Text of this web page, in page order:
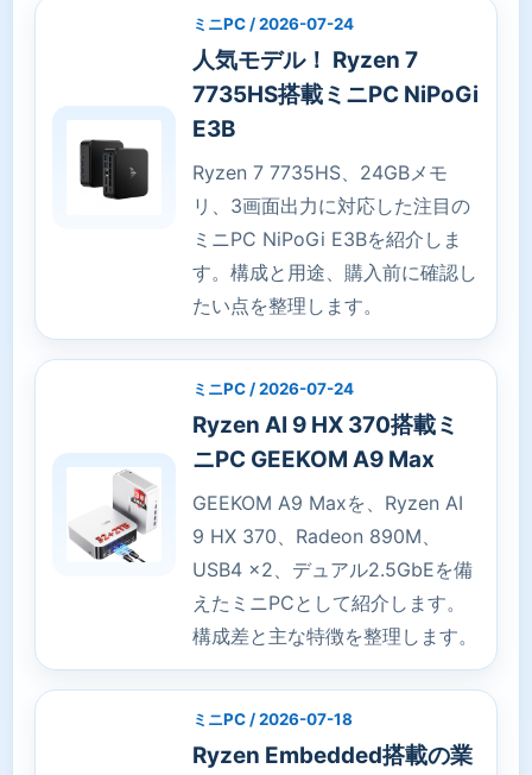
ミニPC / 2026-07-24
人気モデル！ Ryzen 7
7735HS搭載ミニPC NiPoGi
E3B
Ryzen 7 7735HS、24GBメモ
リ、3画面出力に対応した注目の
ミニPC NiPoGi E3Bを紹介しま
す。構成と用途、購入前に確認し
たい点を整理します。
ミニPC / 2026-07-24
Ryzen AI 9 HX 370搭載ミ
ニPC GEEKOM A9 Max
GEEKOM A9 Maxを、Ryzen AI
9 HX 370、Radeon 890M、
USB4 x2、デュアル2.5GbEを備
えたミニPCとして紹介します。
構成差と主な特徴を整理します。
ミニPC / 2026-07-18
Ryzen Embedded搭載の業